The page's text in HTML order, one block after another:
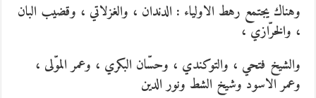
وهناك يجتمع رهط الاولياء : الدندان ، والغزلاتي ، وقضيب البان
، والخرّازي ،
والشيخ فتحي ، والتوكندي ، وحسّان البكري ، وعمر الموّلى ،
وعمر الاسود وشيخ الشط ونور الدين